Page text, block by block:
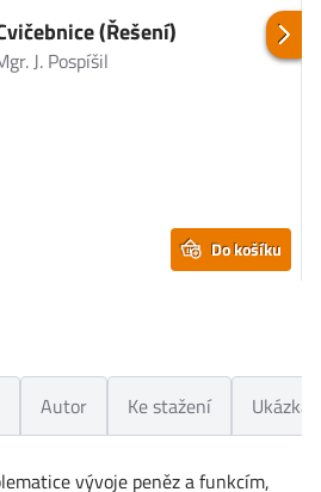
(Řešení)
J. Pospíšil
Do košíku
Autor Ke stažení Ukázka
vývoje peněz a funkcím,